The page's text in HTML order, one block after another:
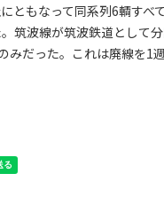
ともなって同系列6輌すべ
筑波線が筑波鉄道として
だった。これは廃線を1